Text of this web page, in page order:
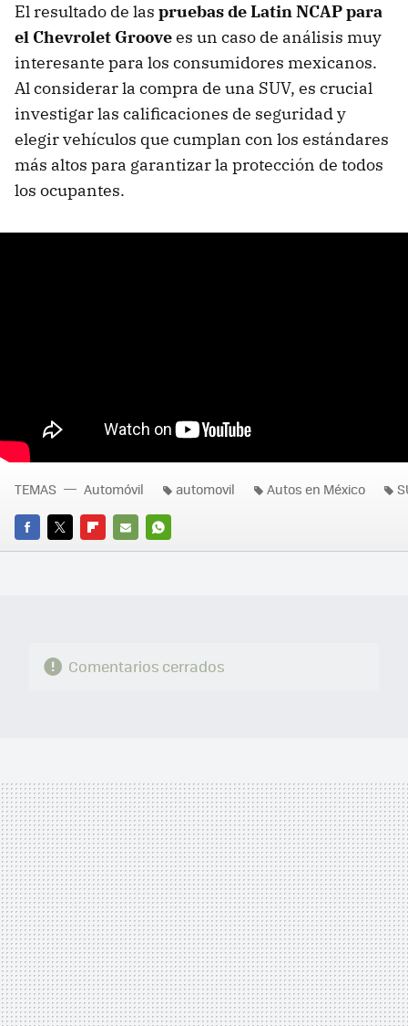
El resultado de las pruebas de Latin NCAP para
el Chevrolet Groovees un caso de análisis muy
interesante para los consumidores mexicanos.
Al considerar la compra de una SUV, es crucial
investigar las calificaciones de seguridad y
elegir vehículos que cumplan con los estándares
más altos para garantizar la protección de todos
los ocupantes.
FACEBOOK
TWITTERFLIPBOARD
E-
WHATSAPP
TEMAS Automóvil automovil Autos en México
Comentarios cerrados